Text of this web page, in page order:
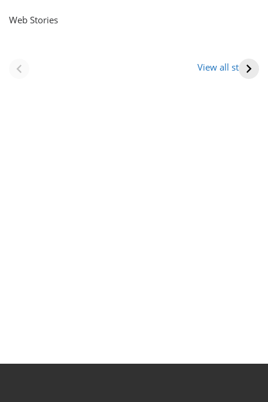
Web Stories
View all stories
(राजस्थान) |
आभूषण (women’s